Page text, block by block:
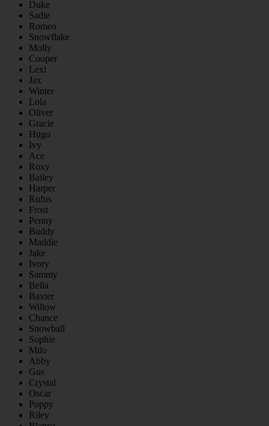
Duke
Sadie
Romeo
Snowflake
Molly
Cooper
Lexi
Jax
Winter
Lola
Oliver
Gracie
Hugo
Ivy
Ace
Roxy
Bailey
Harper
Rufus
Frost
Penny
Buddy
Maddie
Jake
Ivory
Sammy
Bella
Baxter
Willow
Chance
Snowball
Sophie
Milo
Abby
Gus
Crystal
Oscar
Poppy
Riley